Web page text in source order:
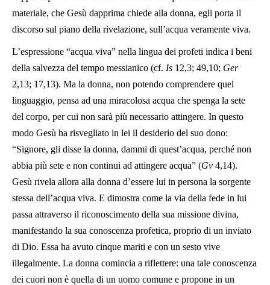
materiale, che Gesù dapprima chiede alla donna, egli porta il
discorso sul piano della rivelazione, sull’acqua veramente viva.
L’espressione “acqua viva” nella lingua dei profeti indica i beni
della salvezza del tempo messianico (cf. Is 12,3; 49,10; Ger
2,13; 17,13). Ma la donna, non potendo comprendere quel
linguaggio, pensa ad una miracolosa acqua che spenga la sete
del corpo, per cui non sarà più necessario attingere. In questo
modo Gesù ha risvegliato in lei il desiderio del suo dono:
“Signore, gli disse la donna, dammi di quest’acqua, perché non
abbia più sete e non continui ad attingere acqua” (Gv 4,14).
Gesù rivela allora alla donna d’essere lui in persona la sorgente
stessa dell’acqua viva. E dimostra come la via della fede in lui
passa attraverso il riconoscimento della sua missione divina,
manifestando la sua conoscenza profetica, proprio di un inviato
di Dio. Essa ha avuto cinque mariti e con un sesto vive
illegalmente. La donna comincia a riflettere: una tale conoscenza
dei cuori non è quella di un uomo comune e propone in un